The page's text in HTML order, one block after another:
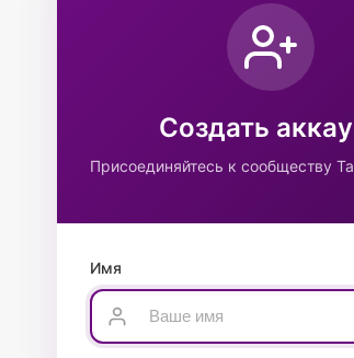
Создать
Присоединяйтесь к сообществу
Имя